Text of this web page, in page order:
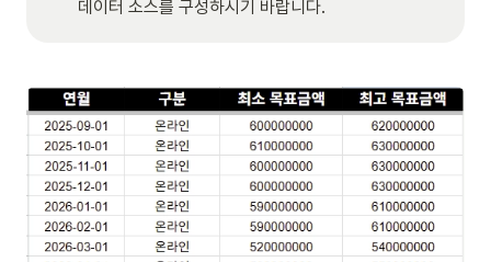
데이터 소스를 구성하시기 바랍니다.